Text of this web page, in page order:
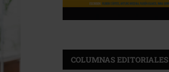
COLUMNAS EDITORIALES